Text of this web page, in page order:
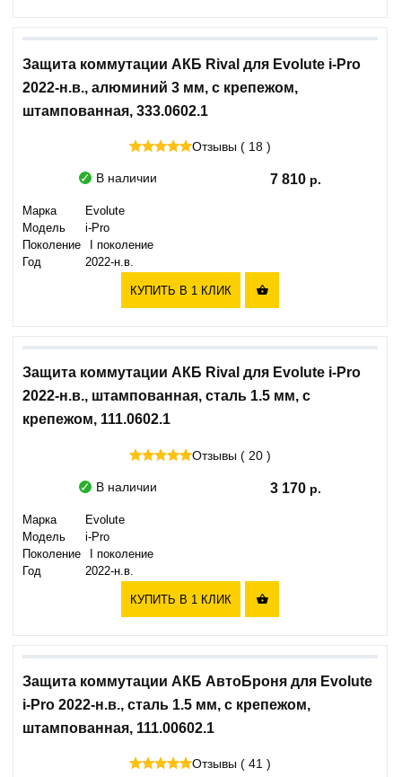
Защита коммутации АКБ Rival для Evolute i-Pro
2022-н.в., алюминий 3 мм, с крепежом,
штампованная, 333.0602.1
Отзывы ( 18 )
В наличии 7 810
Марка
Evolute
Модель
i-Pro
Поколение
I поколение
Год
2022-н.в.
КУПИТЬ В 1 КЛИК 
Защита коммутации АКБ Rival для Evolute i-Pro
2022-н.в., штампованная, сталь 1.5 мм, с
крепежом, 111.0602.1
Отзывы ( 20 )
В наличии 3 170
Марка
Evolute
Модель
i-Pro
Поколение
I поколение
Год
2022-н.в.
КУПИТЬ В 1 КЛИК 
Защита коммутации АКБ АвтоБроня для Evolute
i-Pro 2022-н.в., сталь 1.5 мм, с крепежом,
штампованная, 111.00602.1
Отзывы ( 41 )